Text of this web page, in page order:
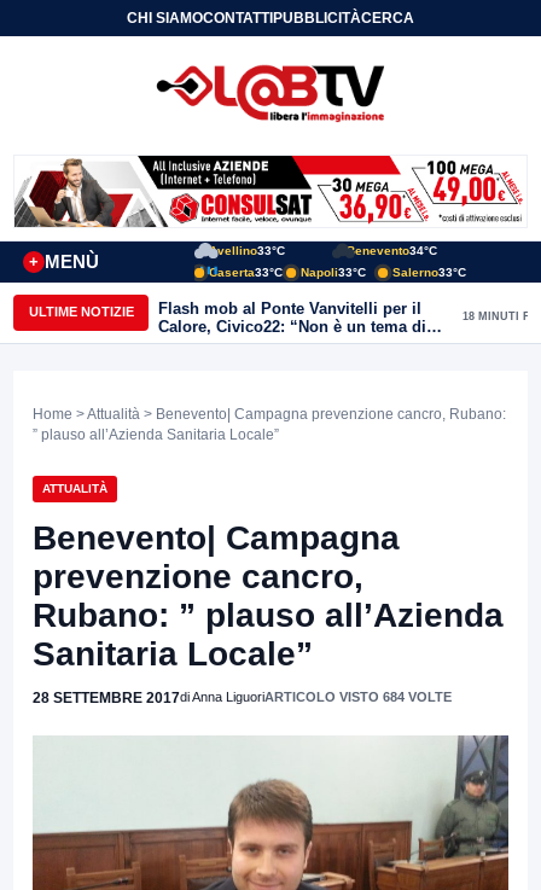
CHI SIAMOCONTATTIPUBBLICITÀCERCA
MENÙ
+
Avellino33°C Benevento34°C
Caserta33°C Napoli33°C Salerno33°C
ULTIME NOTIZIE
Flash mob al Ponte Vanvitelli per il
Calore, Civico22: “Non è un tema di
quartiere, riguarda tutta Benevento”
18 MINUTI FA
Home >Attualità > Benevento| Campagna prevenzione cancro, Rubano:
” plauso all’Azienda Sanitaria Locale”
ATTUALITÀ
Benevento| Campagna
prevenzione cancro,
Rubano: ” plauso all’Azienda
Sanitaria Locale”
28 SETTEMBRE 2017di Anna LiguoriARTICOLO VISTO 684 VOLTE